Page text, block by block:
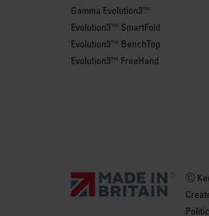
Gamma Evolution3™
Evolution3™ SmartFold
Evolution3™ BenchTop
Evolution3™ FreeHand
Ⓒ